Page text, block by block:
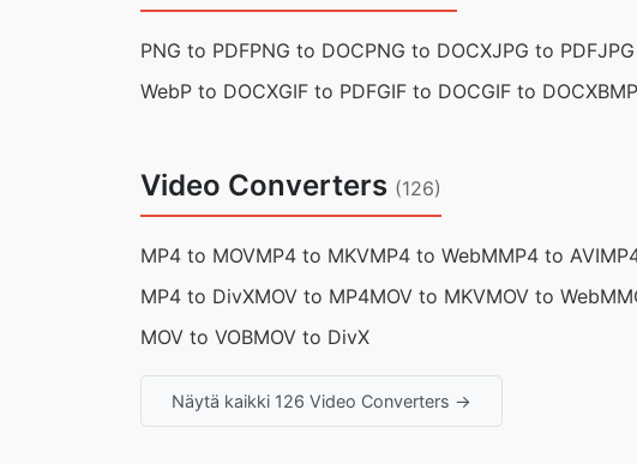
PNG to PDFPNG to DOCPNG to DOCXJPG to PDF
WebP to DOCXGIF to PDFGIF to DOCGIF to DOCX
Video Converters (126)
MP4 to MOVMP4 to MKVMP4 to WebMMP4 to AVI
MP4 to DivXMOV to MP4MOV to MKVMOV to WebM
MOV to VOBMOV to DivX
Näytä kaikki 126 Video Converters →